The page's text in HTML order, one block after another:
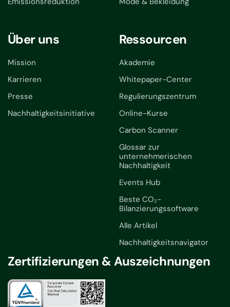
Über uns
Mission
Karrieren
Presse
Nachhaltigkeitsinitiative
Ressourcen
Akademie
Whitepaper-Center
Regulierungszentrum
Online-Kurse
Carbon Scanner
Glossar zur
unternehmerischen
Nachhaltigkeit
Events Hub
Beste CO₂-
Bilanzierungssoftware
Alle Artikel
Nachhaltigkeitsnavigator
Zertifizierungen & Auszeichnungen